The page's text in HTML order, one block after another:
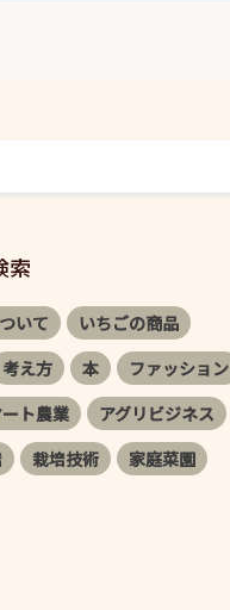
索
いて
いちごの商品
考え方 本
ファッション
ト農業 アグリビジネス
栽培技術 家庭菜園